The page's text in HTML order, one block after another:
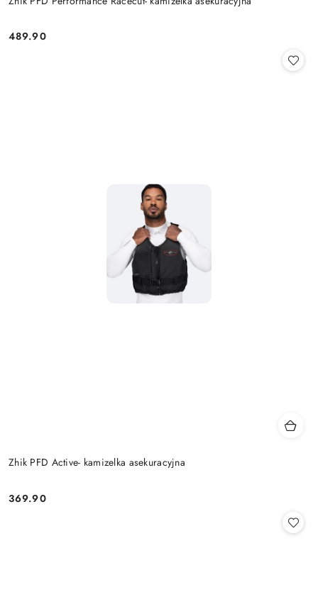
Cena:
489.90
Zhik PFD Active- kamizelka asekuracyjna
Cena:
369.90